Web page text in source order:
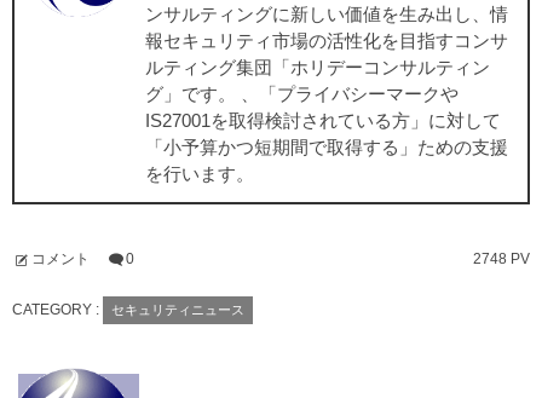
ンサルティングに新しい価値を生み出し、情
報セキュリティ市場の活性化を目指すコンサ
ルティング集団「ホリデーコンサルティン
グ」です。 、「プライバシーマークや
IS27001を取得検討されている方」に対して
「小予算かつ短期間で取得する」ための支援
を行います。
コメント 0 2748 PV
CATEGORY : セキュリティニュース